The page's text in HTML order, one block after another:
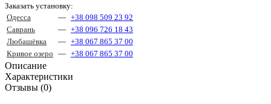
Заказать установку:
Одесса
— +38 098 509 23 92
Саврань
— +38 096 726 18 43
Любашёвка
— +38 067 865 37 00
Кривое озеро — +38 067 865 37 00
Описание
Характеристики
Отзывы (0)